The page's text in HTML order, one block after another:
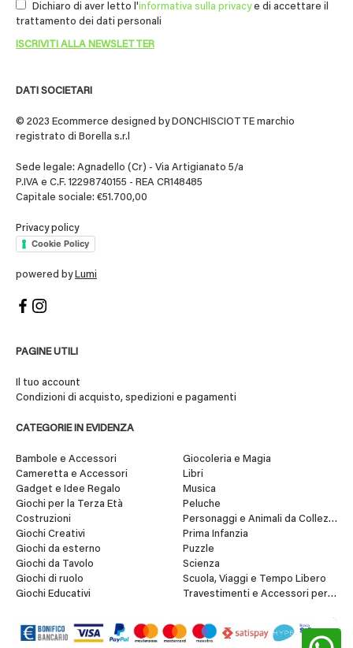
DATI SOCIETARI
© 2023 Ecommerce designed by DONCHISCIOTTE marchio
registrato di Borella s.r.l
Sede legale: Agnadello (Cr) - Via Artigianato 5/a
P.IVA e C.F. 12298740155 - REA CR148485
Capitale sociale: €51.700,00
Privacy policy
Cookie Policy
powered by Lumi
PAGINE UTILI
Il tuo account
Condizioni di acquisto, spedizioni e pagamenti
CATEGORIE IN EVIDENZA
Bambole e Accessori
Cameretta e Accessori
Gadget e Idee Regalo
Giochi per la Terza Età
Costruzioni
Giochi Creativi
Giochi da esterno
Giochi da Tavolo
Giochi di ruolo
Giochi Educativi
Giocoleria e Magia
Libri
Musica
Peluche
Personaggi e Animali da Collezione
Prima Infanzia
Puzzle
Scienza
Scuola, Viaggi e Tempo Libero
Travestimenti e Accessori per
Dichiaro di aver letto l'informativa sulla privacye di accettare il
trattamento dei dati personali